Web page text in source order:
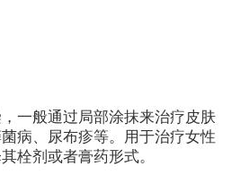
一般通过局部涂抹来治疗皮肤
病、尿布疹等。用于治疗女性
栓剂或者膏药形式。